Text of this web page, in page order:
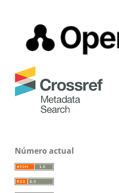
Número actual